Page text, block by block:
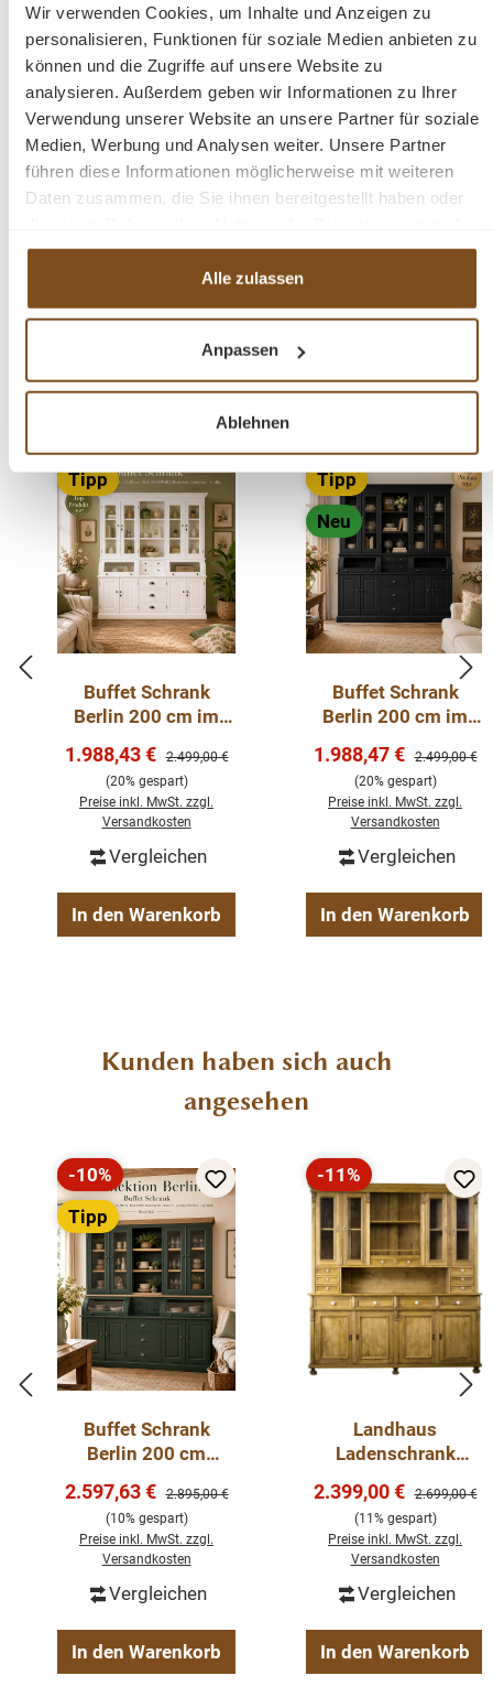
Wir verwenden Cookies, um Inhalte und Anzeigen zu
personalisieren, Funktionen für soziale Medien anbieten zu
können und die Zugriffe auf unsere Website zu
analysieren. Außerdem geben wir Informationen zu Ihrer
Verwendung unserer Website an unsere Partner für soziale
Medien, Werbung und Analysen weiter. Unsere Partner
führen diese Informationen möglicherweise mit weiteren
Daten zusammen, die Sie ihnen bereitgestellt haben oder
haben.
Alle zulassen
Anpassen
Ablehnen
mit Innenausbau
fertig montiert
2-teilig
Weichholzmöbel
Fragen zum Produkt?
Produktinformationen "Landhaus Buffet
Ein Landhaus Buffet Schrank aus Massivholz. Mit
und die zusätzliche Politur gibt dem Buffet einen
leichten, seidenmatten Glanz. Das Massivholz Buffet im
angesagten Landhausstil ist ein hochwertiges und
zeitloses Möbelstück, welches überall in Ihrem Haus
einen prägenden Eindruck hinterlässt.
Abmessungen: Höhe: 195 cm, Breite: 160 cm, Tiefe:
55 cm.
gewachst und aufpoliert
mit Innenausbau
fertig montiert
Weichholzmöbel
Produktgalerie überspringen
Ähnliche Produkte
Rabatt
Tipp
Buffet Schrank
Berlin 200 cm im
200 cm
Verkaufspreis:
1.988,43 € Regulärer Preis:
2.499,00 €
(20% gespart)
Preise inkl. MwSt. zzgl.
Versandkosten
Vergleichen
In den Warenkorb
Rabatt
Tipp
Neu
Buffet Schrank
Berlin 200 cm im
Schwarz 200 cm
Verkaufspreis:
1.988,47 € Regulärer
2.499,00 €
(20% gespart)
Preise inkl. MwSt. zzgl.
Versandkosten
Vergleichen
In den Warenkorb
Produktgalerie überspringen
Kunden haben sich auch
angesehen
Rabatt
-10%
Tipp
Buffet Schrank
Berlin 200 cm
Landhaus Schrank
Verkaufspreis:
2.597,63 € Regulärer Preis:
2.895,00 €
(10% gespart)
Preise inkl. MwSt. zzgl.
Versandkosten
Vergleichen
In den Warenkorb
Rabatt
-11%
Landhaus
Ladenschrank
Verkaufspreis:
2.399,00 € Regulärer
2.699,00 €
(11% gespart)
Preise inkl. MwSt. zzgl.
Versandkosten
Vergleichen
In den Warenkorb